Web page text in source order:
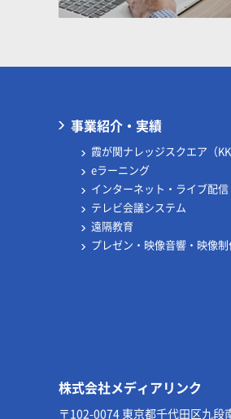
事業紹介・実績
霞が関ナレッジスクエア（
eラーニング
インターネット・ライブ配信
テレビ会議システム
遠隔教育
プレゼン・映像音響・映像
株式会社メディアリンク
〒102-0074 東京都千代田区九段